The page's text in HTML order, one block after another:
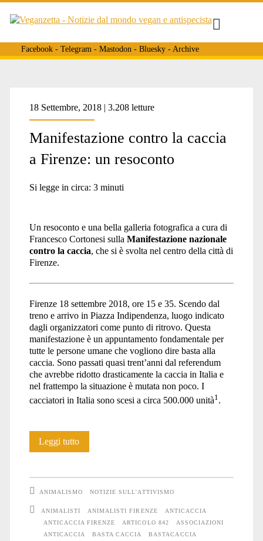
Facebook- Telegram- Mastodon- Bluesky- Archive
Tag:
<span>basta
caccia</span>
18 Settembre, 2018 | 3.208 letture
Manifestazione contro la caccia
a Firenze: un resoconto
Si legge in circa: 3 minuti
Un resoconto e una bella galleria fotografica a cura di
Francesco Cortonesi sulla Manifestazione nazionale
contro la caccia, che si è svolta nel centro della città di
Firenze.
Firenze 18 settembre 2018, ore 15 e 35. Scendo dal
treno e arrivo in Piazza Indipendenza, luogo indicato
dagli organizzatori come punto di ritrovo. Questa
manifestazione è un appuntamento fondamentale per
tutte le persone umane che vogliono dire basta alla
caccia. Sono passati quasi trent’anni dal referendum
che avrebbe ridotto drasticamente la caccia in Italia e
nel frattempo la situazione è mutata non poco. I
cacciatori in Italia sono scesi a circa 500.000 unità1.
Leggi tuttoManifestazione
a
ANIMALISMO NOTIZIE SULL'ATTIVISMO
ANIMALISTI ANIMALISTI FIRENZE
ANTICACCIA
ANTICACCIA FIRENZE
ARTICOLO 842
ASSOCIAZIONI
ANTICACCIA
BASTA CACCIA
BASTACACCIA